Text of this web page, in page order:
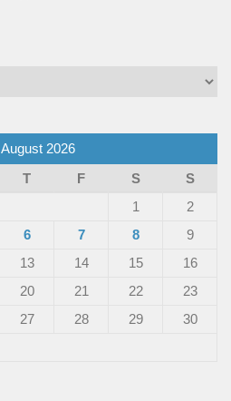
August 2026
T F S
S
1
2
6 7 8
9
13 14 15
16
20 21 22
23
27 28 29
30